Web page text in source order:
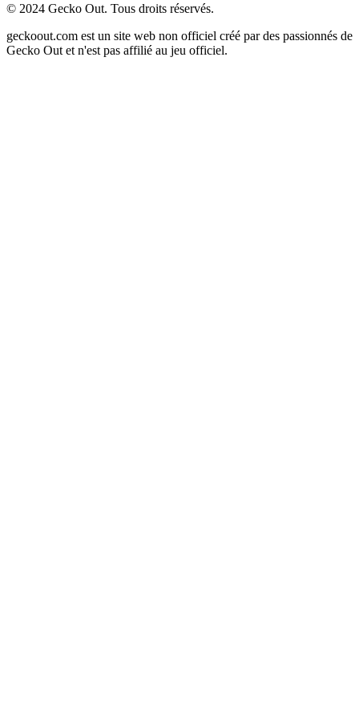
© 2024 Gecko Out. Tous droits réservés.
geckoout.com est un site web non officiel créé par des passionnés de
Gecko Out et n'est pas affilié au jeu officiel.